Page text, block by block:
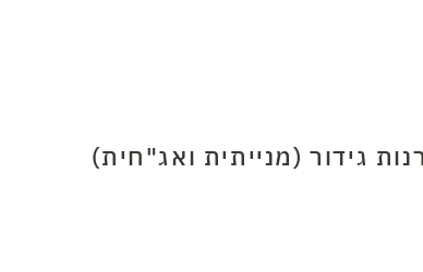
גידור (מנייתית ואג"חית)